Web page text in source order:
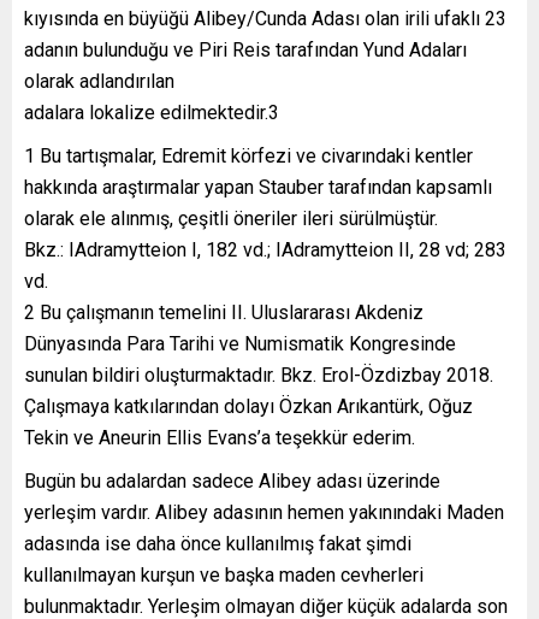
kıyısında en büyüğü Alibey/Cunda Adası olan irili ufaklı 23
adanın bulunduğu ve Piri Reis tarafından Yund Adaları
olarak adlandırılan
adalara lokalize edilmektedir.3
1 Bu tartışmalar, Edremit körfezi ve civarındaki kentler
hakkında araştırmalar yapan Stauber tarafından kapsamlı
olarak ele alınmış, çeşitli öneriler ileri sürülmüştür.
Bkz.: IAdramytteion I, 182 vd.; IAdramytteion II, 28 vd; 283
vd.
2 Bu çalışmanın temelini II. Uluslararası Akdeniz
Dünyasında Para Tarihi ve Numismatik Kongresinde
sunulan bildiri oluşturmaktadır. Bkz. Erol-Özdizbay 2018.
Çalışmaya katkılarından dolayı Özkan Arıkantürk, Oğuz
Tekin ve Aneurin Ellis Evans’a teşekkür ederim.
Bugün bu adalardan sadece Alibey adası üzerinde
yerleşim vardır. Alibey adasının hemen yakınındaki Maden
adasında ise daha önce kullanılmış fakat şimdi
kullanılmayan kurşun ve başka maden cevherleri
bulunmaktadır. Yerleşim olmayan diğer küçük adalarda son